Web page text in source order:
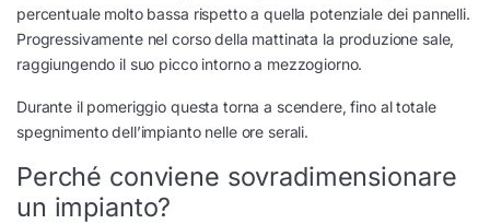
percentuale molto bassa rispetto a quella potenziale dei pannelli.
Progressivamente nel corso della mattinata la produzione sale,
raggiungendo il suo picco intorno a mezzogiorno.
Durante il pomeriggio questa torna a scendere, fino al totale
spegnimento dell’impianto nelle ore serali.
Perché conviene sovradimensionare
un impianto?